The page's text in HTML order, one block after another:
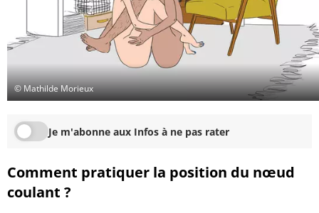
© Mathilde Morieux
Je m'abonne aux Infos à ne pas rater
Comment pratiquer la position du nœud
coulant ?